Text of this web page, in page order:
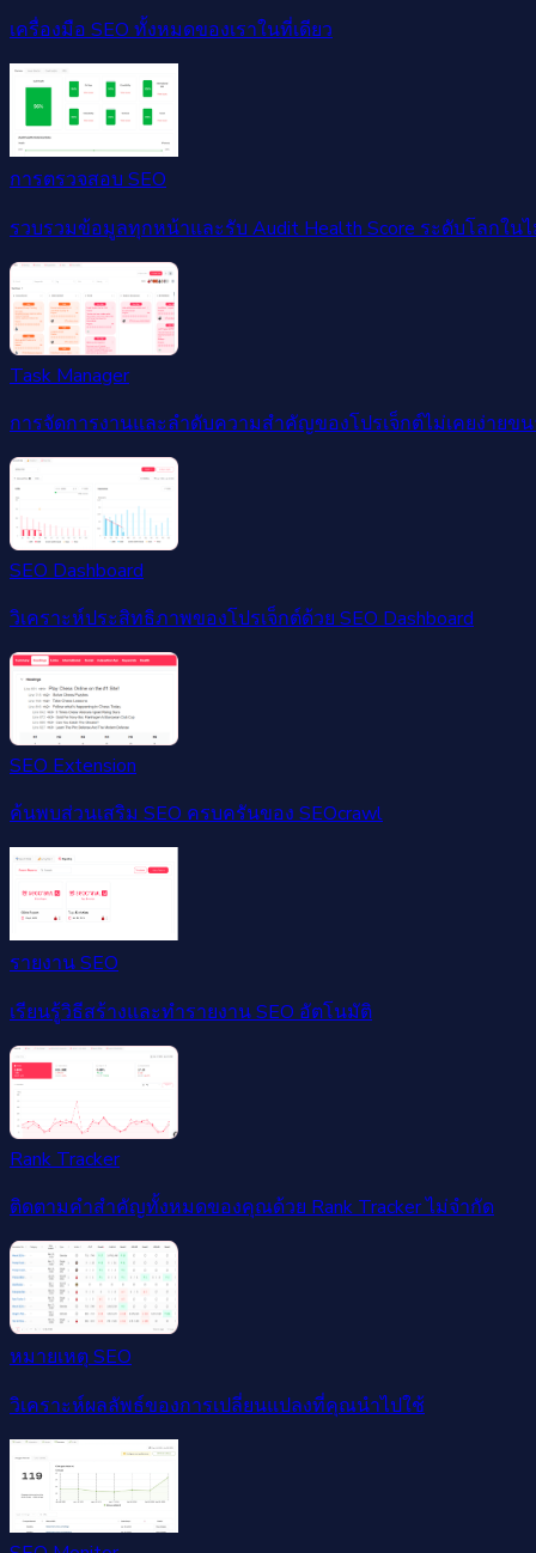
เครื่องมือ SEO ทั้งหมดของเราในที่เดียว
การตรวจสอบ SEO
รวบรวมข้อมูลทุกหน้าและรับ Audit Health Score ระดับโลกใน
Task Manager
การจัดการงานและลำดับความสำคัญของโปรเจ็กต์ไม่เคยง่ายข
SEO Dashboard
วิเคราะห์ประสิทธิภาพของโปรเจ็กต์ด้วย SEO Dashboard
SEO Extension
ค้นพบส่วนเสริม SEO ครบครันของ SEOcrawl
รายงาน SEO
เรียนรู้วิธีสร้างและทำรายงาน SEO อัตโนมัติ
Rank Tracker
ติดตามคำสำคัญทั้งหมดของคุณด้วย Rank Tracker ไม่จำกัด
หมายเหตุ SEO
วิเคราะห์ผลลัพธ์ของการเปลี่ยนแปลงที่คุณนำไปใช้